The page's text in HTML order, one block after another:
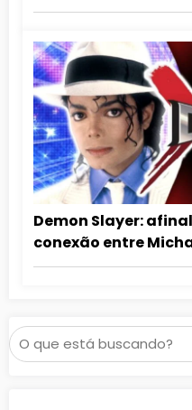
Demon Slayer:
conexão entre
Muzan?
Pesquisar